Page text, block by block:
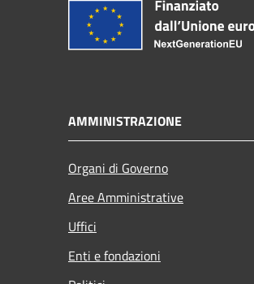
AMMINISTRAZIONE
Organi di Governo
Aree Amministrative
Uffici
Enti e fondazioni